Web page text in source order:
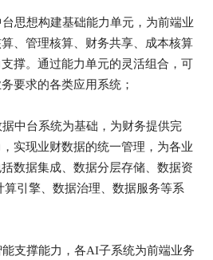
思想构建基础能力单元，为前端业
、管理核算、财务共享、成本核算
撑。通过能力单元的灵活组合，可
要求的各类应用系统；
中台系统为基础，为财务提供完
实现业财数据的统一管理，为各业
数据集成、数据分层存储、数据资
引擎、数据治理、数据服务等系
支撑能力，各AI子系统为前端业务